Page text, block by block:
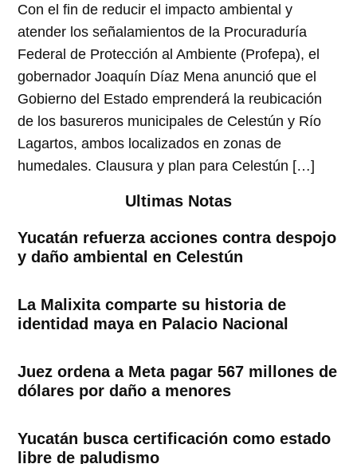
Con el fin de reducir el impacto ambiental y
atender los señalamientos de la Procuraduría
Federal de Protección al Ambiente (Profepa), el
gobernador Joaquín Díaz Mena anunció que el
Gobierno del Estado emprenderá la reubicación
de los basureros municipales de Celestún y Río
Lagartos, ambos localizados en zonas de
humedales. Clausura y plan para Celestún […]
Ultimas Notas
Yucatán refuerza acciones contra despojo
y daño ambiental en Celestún
La Malixita comparte su historia de
identidad maya en Palacio Nacional
Juez ordena a Meta pagar 567 millones de
dólares por daño a menores
Yucatán busca certificación como estado
libre de paludismo